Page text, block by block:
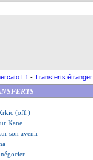
L1 - Transferts étranger
Konaté
(off.)
Kane
son avenir